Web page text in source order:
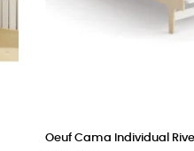
Oeuf Cama Individual River